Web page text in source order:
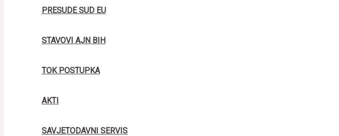
PRESUDE SUD EU
STAVOVI AJN BIH
TOK POSTUPKA
AKTI
SAVJETODAVNI SERVIS